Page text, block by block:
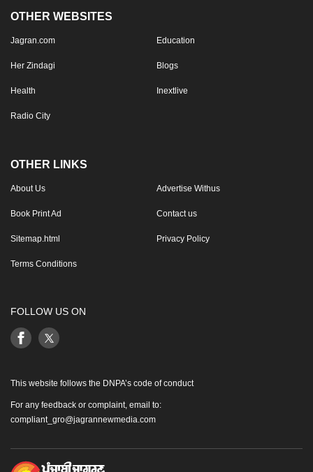
OTHER WEBSITES
Jagran.com Education
Her Zindagi Blogs
Health Inextlive
Radio City
OTHER LINKS
About Us Advertise Withus
Book Print Ad Contact us
Sitemap.html Privacy Policy
Terms Conditions
FOLLOW US ON
This website follows the DNPA’s code of conduct
For any feedback or complaint, email to:
compliant_gro@jagrannewmedia.com